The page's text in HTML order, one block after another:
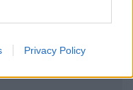
Privacy Policy